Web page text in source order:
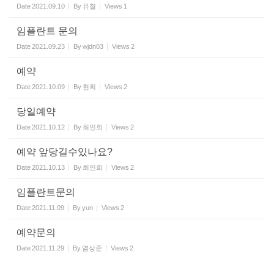
Date2021.09.10 By 유철 Views 1
임플란트 문의
Date2021.09.23 Bywjdn03 Views 2
예약
Date2021.10.09 By 현희 Views 2
당일예약
Date2021.10.12 By 최인희 Views 2
예약 앞당길수있나요?
Date2021.10.13 By 최인희 Views 2
임플란트문의
Date2021.11.09 Byyun Views 2
예약문의
Date2021.11.29 By 염상준 Views 2